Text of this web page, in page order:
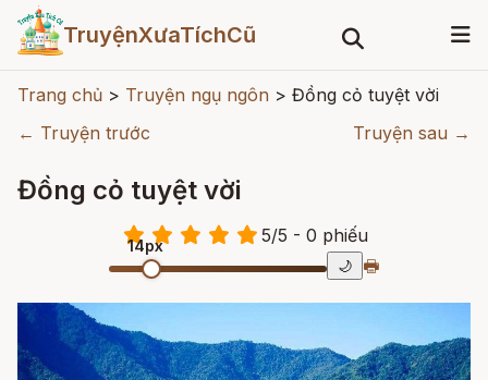
TruyệnXưaTíchCũ
Trang chủ > Truyện ngụ ngôn > Đồng cỏ tuyệt vời
← Truyện trước
Truyện sau →
Đồng cỏ tuyệt vời
5/5 - 0 phiếu
14px
🌙 🖶